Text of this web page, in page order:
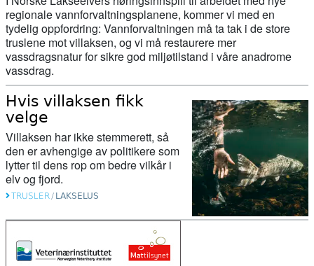
hatt rett hele tiden!
15. april 2026
Her sluker gjedda minst en kvart
million laks i året
15. april 2026
Slik rammer klimaendringene
oppdrettsnæringen
15. april 2026
Endringar i laksefisket for 2026
regionale vannforvaltningsplanene, kommer vi med en
tydelig oppfordring: Vannforvaltningen må ta tak i de store
truslene mot villaksen, og vi må restaurere mer
vassdragsnatur for sikre god miljøtilstand i våre anadrome
vassdrag.
Hvis villaksen fikk
velge
Villaksen har ikke stemmerett, så
den er avhengige av politikere som
lytter til dens rop om bedre vilkår i
elv og fjord.
TRUSLER/ LAKSELUS